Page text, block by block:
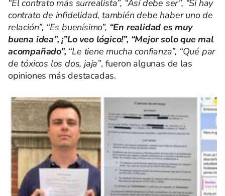
“El contrato más surrealista”, “Así debe ser”, “Si hay
contrato de infidelidad, también debe haber uno de
relación”, “Es buenísimo”, “En realidad es muy
buena idea”, ¡”Lo veo lógico!”, “Mejor solo que mal
acompañado”, “Le tiene mucha confianza”, “Qué par
de tóxicos los dos, jaja”, fueron algunas de las
opiniones más destacadas.